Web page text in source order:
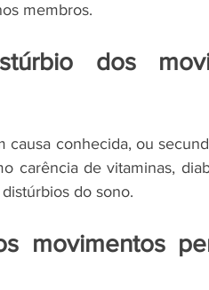
membros.
dos
conhecida, ou
carência de vitaminas,
do sono.
movimentos